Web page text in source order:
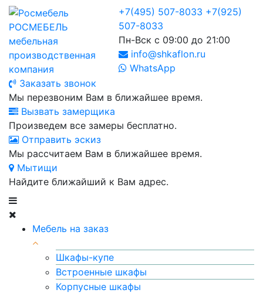
РОСМЕБЕЛЬ
мебельная
производственная
компания
+7(495) 507-8033 +7(925)
507-8033
Пн-Вск с 09:00 до 21:00
info@shkaflon.ru
WhatsApp
Заказать звонок
Мы перезвоним Вам в ближайшее время.
Вызвать замерщика
Произведем все замеры бесплатно.
Отправить эскиз
Мы рассчитаем Вам в ближайшее время.
Мытищи
Найдите ближайший к Вам адрес.
Мебель на заказ
Шкафы-купе
Встроенные шкафы
Корпусные шкафы